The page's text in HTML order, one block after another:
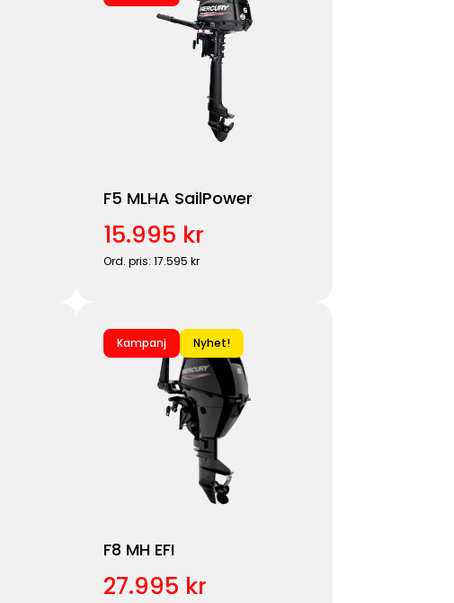
F5 MLHA SailPower
15.995 kr
Ord. pris: 17.595 kr
Kampanj Nyhet!
F8 MH EFI
27.995 kr